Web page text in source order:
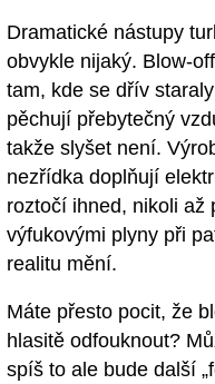
Dramatické nástupy
obvykle nijaký. Blow-
tam, kde se dřív
pěchují přebytečný
takže slyšet není.
nezřídka doplňují
roztočí ihned, nikoli až
výfukovými plyny při
realitu mění.
Máte přesto pocit, že
hlasitě odfouknout?
spíš to ale bude další